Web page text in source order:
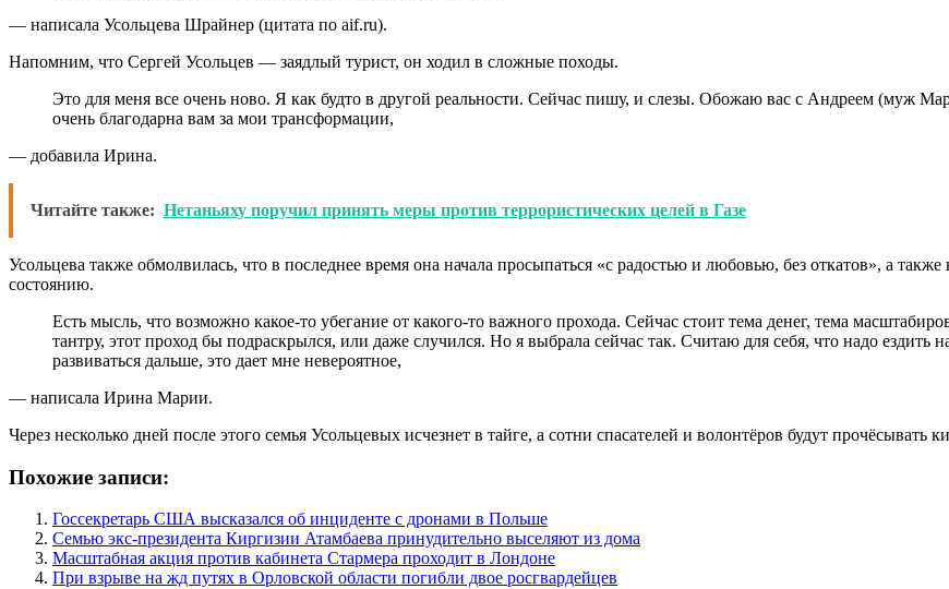
— написала Усольцева Шрайнер (цитата по aif.ru).
Напомним, что Сергей Усольцев — заядлый турист, он ходил в сложные походы.
Это для меня все очень ново. Я как будто в другой реальности. Сейчас пишу, и слезы. Обожаю вас с Андреем (муж
очень благодарна вам за мои трансформации,
— добавила Ирина.
Читайте также: Нетаньяху поручил принять меры против террористических целей в Газе
Усольцева также обмолвилась, что в последнее время она начала просыпаться «с радостью и любовью, без откатов», а
состоянию.
Есть мысль, что возможно какое-то убегание от какого-то важного прохода. Сейчас стоит тема денег, тема
тантру, этот проход бы подраскрылся, или даже случился. Но я выбрала сейчас так. Считаю для себя, что надо
развиваться дальше, это дает мне невероятное,
— написала Ирина Марии.
Через несколько дней после этого семья Усольцевых исчезнет в тайге, а сотни спасателей и волонтёров будут прочёсывать
Похожие записи:
Госсекретарь США высказался об инциденте с дронами в Польше
Семью экс-президента Киргизии Атамбаева принудительно выселяют из дома
Масштабная акция против кабинета Стармера проходит в Лондоне
При взрыве на жд путях в Орловской области погибли двое росгвардейцев